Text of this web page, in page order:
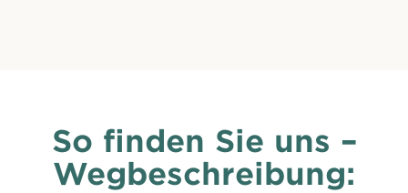
So finden Sie uns –
Wegbeschreibung: